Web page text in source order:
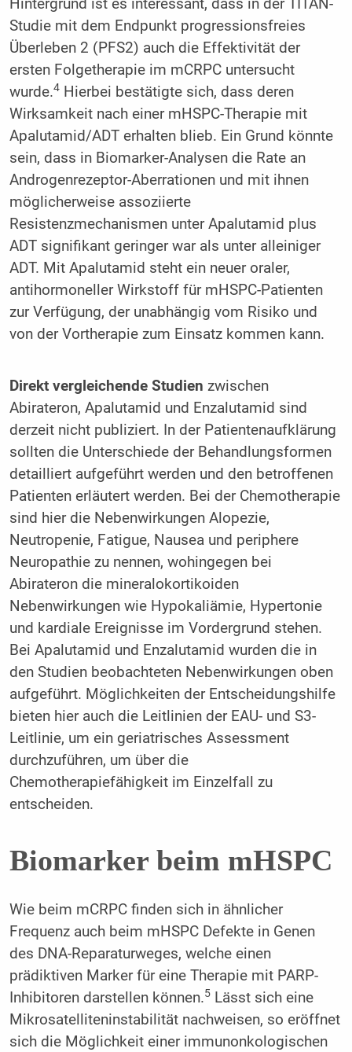
Hintergrund ist es interessant, dass in der TITAN-
Studie mit dem Endpunkt progressionsfreies
Überleben 2 (PFS2) auch die Effektivität der
ersten Folgetherapie im mCRPC untersucht
wurde.4Hierbei bestätigte sich, dass deren
Wirksamkeit nach einer mHSPC-Therapie mit
Apalutamid/ADT erhalten blieb. Ein Grund könnte
sein, dass in Biomarker-Analysen die Rate an
Androgenrezeptor-Aberrationen und mit ihnen
möglicherweise assoziierte
Resistenzmechanismen unter Apalutamid plus
ADT signifikant geringer war als unter alleiniger
ADT. Mit Apalutamid steht ein neuer oraler,
antihormoneller Wirkstoff für mHSPC-Patienten
zur Verfügung, der unabhängig vom Risiko und
von der Vortherapie zum Einsatz kommen kann.
Direkt vergleichende Studien zwischen
Abirateron, Apalutamid und Enzalutamid sind
derzeit nicht publiziert. In der Patientenaufklärung
sollten die Unterschiede der Behandlungsformen
detailliert aufgeführt werden und den betroffenen
Patienten erläutert werden. Bei der Chemotherapie
sind hier die Nebenwirkungen Alopezie,
Neutropenie, Fatigue, Nausea und periphere
Neuropathie zu nennen, wohingegen bei
Abirateron die mineralokortikoiden
Nebenwirkungen wie Hypokaliämie, Hypertonie
und kardiale Ereignisse im Vordergrund stehen.
Bei Apalutamid und Enzalutamid wurden die in
den Studien beobachteten Nebenwirkungen oben
aufgeführt. Möglichkeiten der Entscheidungshilfe
bieten hier auch die Leitlinien der EAU- und S3-
Leitlinie, um ein geriatrisches Assessment
durchzuführen, um über die
Chemotherapiefähigkeit im Einzelfall zu
entscheiden.
Biomarker beim mHSPC
Wie beim mCRPC finden sich in ähnlicher
Frequenz auch beim mHSPC Defekte in Genen
des DNA-Reparaturweges, welche einen
prädiktiven Marker für eine Therapie mit PARP-
Inhibitoren darstellen können.5Lässt sich eine
Mikrosatelliteninstabilität nachweisen, so eröffnet
sich die Möglichkeit einer immunonkologischen